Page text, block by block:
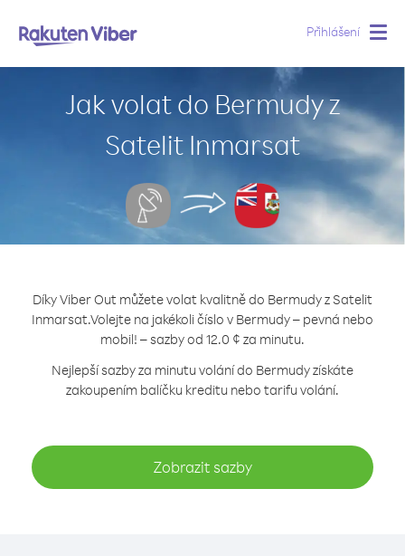
Přihlášení
Jak volat do Bermudy z
Satelit Inmarsat
Díky Viber Out můžete volat kvalitně do Bermudy z Satelit
Inmarsat.Volejte na jakékoli číslo v Bermudy – pevná nebo
mobil! – sazby od 12.0 ¢ za minutu.
Nejlepší sazby za minutu volání do Bermudy získáte
zakoupením balíčku kreditu nebo tarifu volání.
Zobrazit sazby